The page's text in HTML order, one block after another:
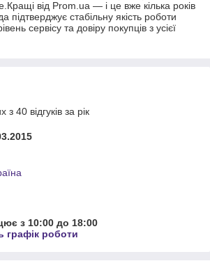
від Prom.ua — і це вже кілька років
підтверджує стабільну якість роботи
сервісу та довіру покупців з усієї
40 відгуків за рік
з 10:00 до 18:00
графік роботи